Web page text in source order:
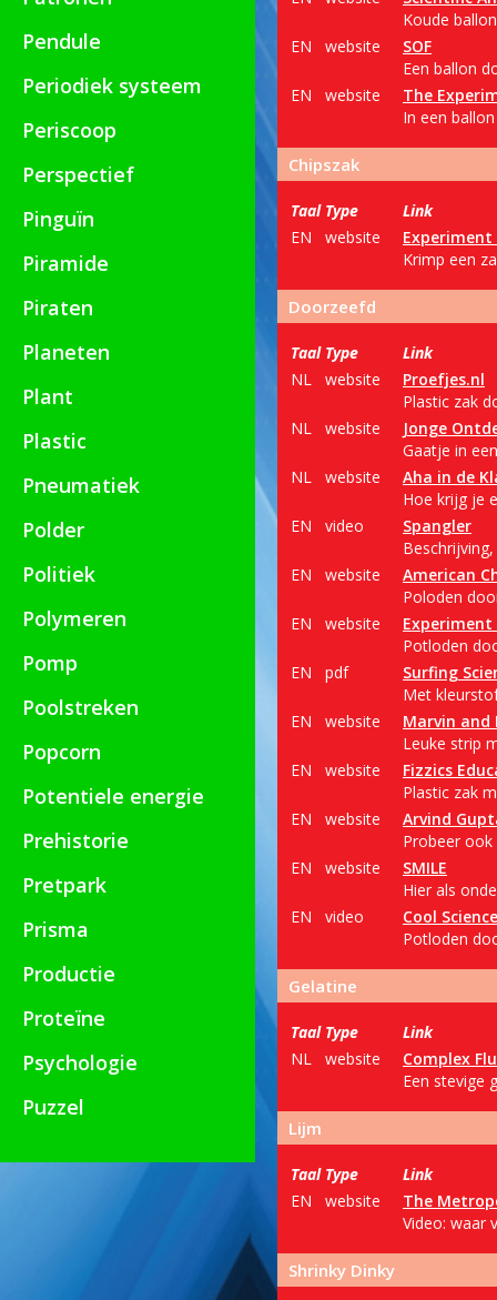
Pendule
Periodiek systeem
Periscoop
Perspectief
Pinguïn
Piramide
Piraten
Planeten
Plant
Plastic
Pneumatiek
Polder
Politiek
Polymeren
Pomp
Poolstreken
Popcorn
Potentiele energie
Prehistorie
Pretpark
Prisma
Productie
Proteïne
Psychologie
Puzzel
Koude
EN
website
SOF
Een ballon
EN
website
The
In een
Chipszak
Taal Type
Link
EN
website
Experiment
Krimp een
Doorzeefd
Taal Type
Link
NL
website
Proefjes.nl
Plastic zak
NL
website
Jonge
Gaatje in
NL
website
Aha in de
Hoe krijg je
EN
video
Spangler
EN
website
American
Poloden
EN
website
Experiment
Potloden
EN
pdf
Surfing
Met
EN
website
Marvin and
Leuke strip
EN
website
Fizzics
Plastic zak
EN
website
Arvind
Probeer ook
EN
website
SMILE
Hier als
EN
video
Cool
Potloden
Gelatine
Taal Type
Link
NL
website
Complex
Een stevige
Lijm
Taal Type
Link
EN
website
The
Video: waar
Shrinky Dinky